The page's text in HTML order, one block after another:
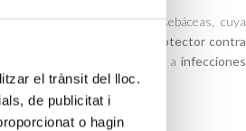
el trànsit del lloc.
de publicitat i
o hagin
acnesen áreas sebáceas, cuya
protector contra
puede predisponer a infecciones